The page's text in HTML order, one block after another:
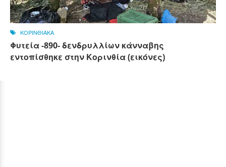
ΚΟΡΙΝΘΙΑΚΑ
Φυτεία -890- δενδρυλλίων κάνναβης
εντοπίσθηκε στην Κορινθία (εικόνες)